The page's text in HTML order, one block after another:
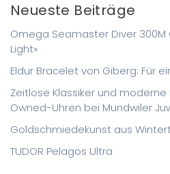
Neueste Beiträge
Omega Seamaster Diver 300M
Light»
Eldur Bracelet von Giberg: Für
Zeitlose Klassiker und moderne
Owned-Uhren bei Mundwiler
Goldschmiedekunst aus
TUDOR Pelagos Ultra